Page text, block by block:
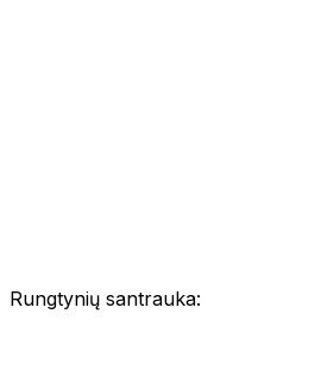
Rungtynių santrauka: